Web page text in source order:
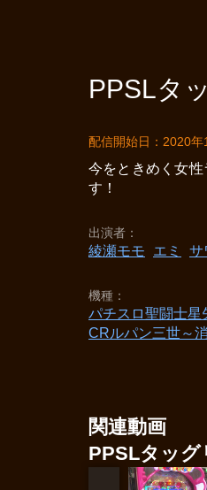
PPSLタ
配信開始日：2020年
今をときめく女
す！
出演者
綾瀬モモ エミ サ
機種
パチスロ聖闘士
CRルパン三世～
関連動画
PPSLタッグ